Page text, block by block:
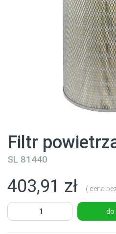
Filtr
SL 81440
403,91 zł ( cena
do